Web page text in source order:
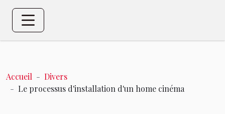
Accueil
Divers
Le processus d'installation d'un home cinéma